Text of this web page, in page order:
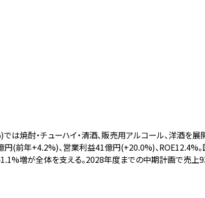
は焼酎・チューハイ・清酒、販売用アルコール、洋酒を
前年+4.2%)、営業利益41億円(+20.0%)、ROE12.4%
増が全体を支える。2028年度までの中期計画で売